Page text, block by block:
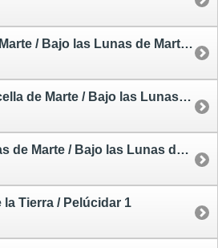
Los Dioses de Marte / Bajo las Lunas de Marte 2
Thuvia, la Doncella de Marte / Bajo las Lunas de Marte 4
Los Ajedrecistas de Marte / Bajo las Lunas de Marte 5
la Tierra / Pelúcidar 1